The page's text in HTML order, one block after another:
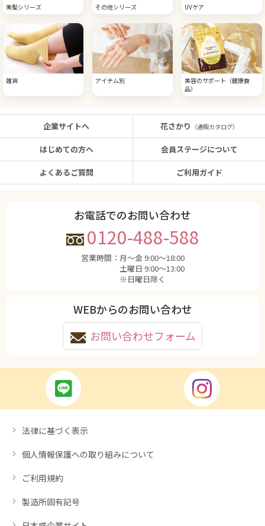
美髪シリーズ その他シリーズ UVケア
雑貨 アイテム別
美容のサポート（健康食
品）
企業サイトへ
はじめての方へ
よくあるご質問
花さかり （通販カタログ）
会員ステージについて
ご利用ガイド
お電話でのお問い合わせ
0120-488-588
営業時間： 月〜金 9:00〜18:00
土曜日 9:00〜13:00
※日曜日除く
WEBからのお問い合わせ
お問い合わせフォーム
法律に基づく表示
個人情報保護への取り組みについて
ご利用規約
製造所固有記号